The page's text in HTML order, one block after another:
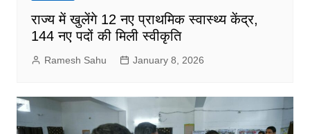
राज्य में खुलेंगे 12 नए प्राथमिक स्वास्थ्य केंद्र,
144 नए पदों की मिली स्वीकृति
Ramesh Sahu January 8, 2026